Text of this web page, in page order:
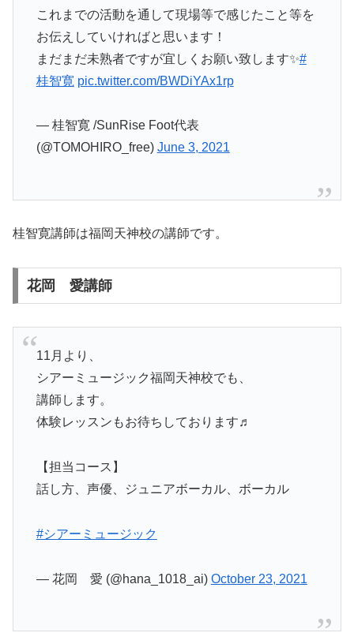
これまでの活動を通して現場等で感じたこと等を
お伝えしていければと思います！
まだまだ未熟者ですが宜しくお願い致します✨#
桂智寛 pic.twitter.com/BWDiYAx1rp
— 桂智寛 /SunRise Foot代表
(@TOMOHIRO_free) June 3, 2021
桂智寛講師は福岡天神校の講師です。
花岡 愛講師
11月より、
シアーミュージック福岡天神校でも、
講師します。
体験レッスンもお待ちしております♬
【担当コース】
話し方、声優、ジュニアボーカル、ボーカル
#シアーミュージック
— 花岡 愛 (@hana_1018_ai) October 23, 2021